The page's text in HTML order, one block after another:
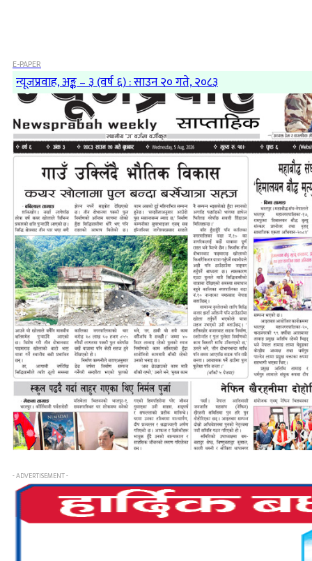
E-PAPER
न्यूजप्रवाह, अङ्क – ३ (वर्ष ६) : साउन २० गते, २०८३
- ADVERTISEMENT -